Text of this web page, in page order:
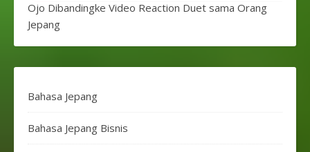
Ojo Dibandingke Video Reaction Duet sama Orang
Jepang
Bahasa Jepang
Bahasa Jepang Bisnis